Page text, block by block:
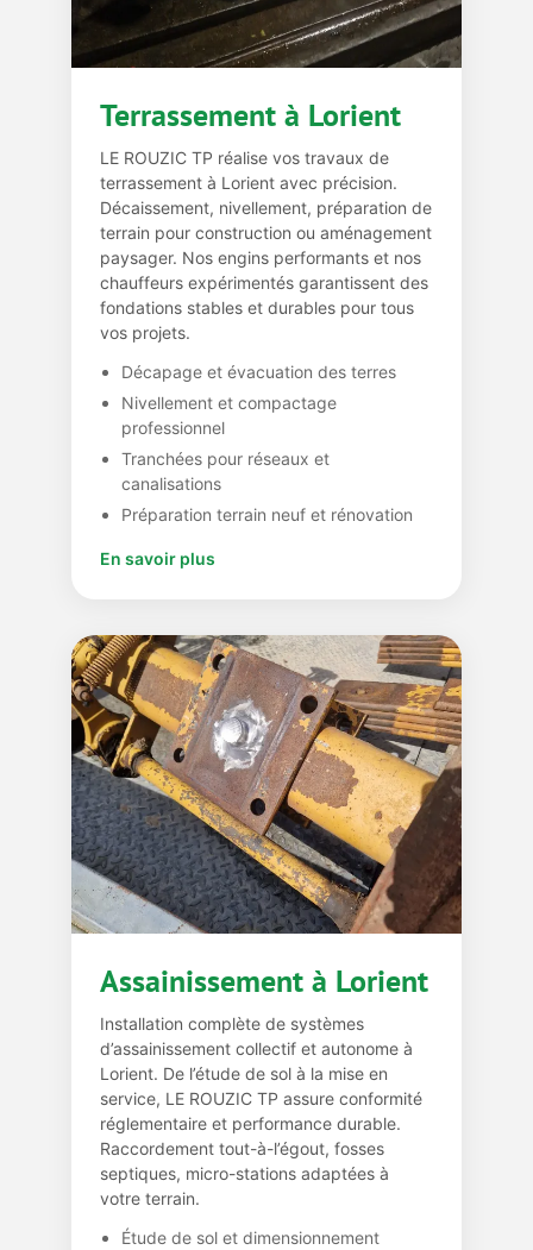
Terrassement à Lorient
LE ROUZIC TP réalise vos travaux de
terrassement à Lorient avec précision.
Décaissement, nivellement, préparation de
terrain pour construction ou aménagement
paysager. Nos engins performants et nos
chauffeurs expérimentés garantissent des
fondations stables et durables pour tous
vos projets.
Décapage et évacuation des terres
Nivellement et compactage
professionnel
Tranchées pour réseaux et
canalisations
Préparation terrain neuf et rénovation
En savoir plus
Assainissement à Lorient
Installation complète de systèmes
d’assainissement collectif et autonome à
Lorient. De l’étude de sol à la mise en
service, LE ROUZIC TP assure conformité
réglementaire et performance durable.
Raccordement tout-à-l’égout, fosses
septiques, micro-stations adaptées à
votre terrain.
Étude de sol et dimensionnement